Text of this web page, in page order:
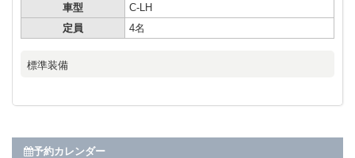
車型
C-LH
定員
4名
標準装備
予約カレンダー